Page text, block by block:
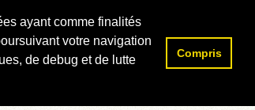
ayant comme finalités
votre navigation
de debug et de lutte
Compris
Rechercher :